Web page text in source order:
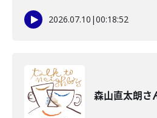
2026.07.10 |00:18:52
森山直太朗さ